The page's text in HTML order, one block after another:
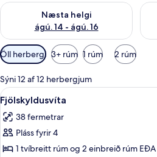
Næsta helgi
ágú. 14 - ágú. 16
Athuga framboð næstu helgi ágú. 14
Síur
í
boði
fyrir
herbergi
Öll herbergi 3+ rúm 1 rúm 2 rúm
Sýni 12 af 12 herbergjum
Skoða
allar
myndir
fyrir
Fjölskyldusvíta
4
Fjölskyldusvíta
38 fermetrar
Pláss fyrir 4
1 tvíbreitt rúm og 2 einbreið rúm